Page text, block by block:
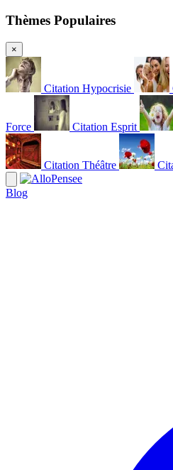
Thèmes Populaires
×
Citation Hypocrisie
Force Citation Esprit
Citation Théâtre
Blog